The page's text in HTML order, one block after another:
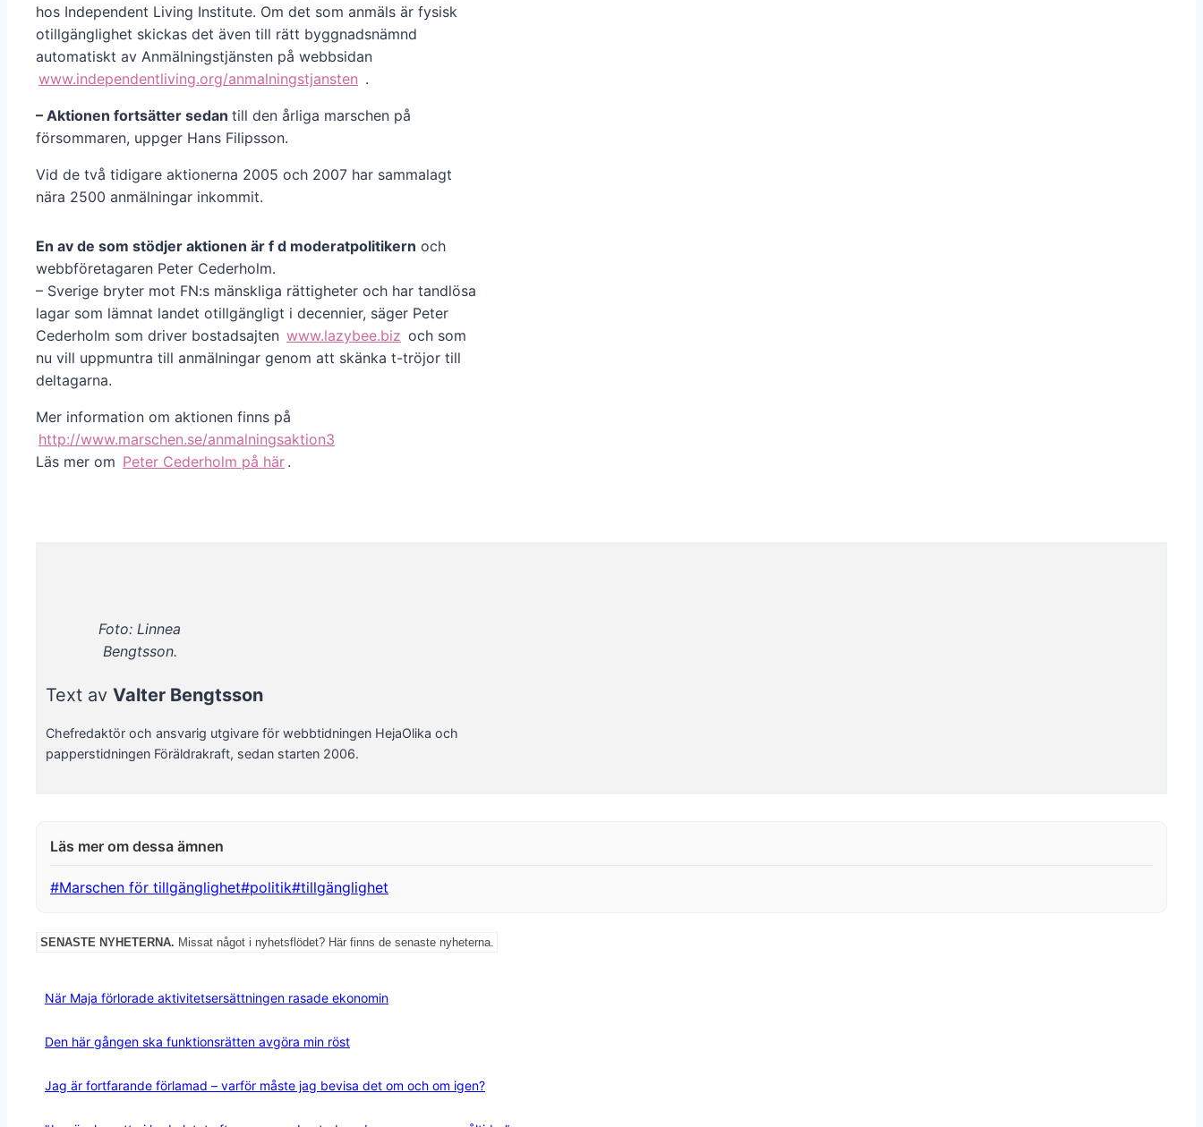
hos Independent Living Institute. Om det som anmäls är fysisk
otillgänglighet skickas det även till rätt byggnadsnämnd
automatiskt av Anmälningstjänsten på webbsidan
www.independentliving.org/anmalningstjansten .
– Aktionen fortsätter sedan till den årliga marschen på
försommaren, uppger Hans Filipsson.
Vid de två tidigare aktionerna 2005 och 2007 har sammalagt
nära 2500 anmälningar inkommit.
En av de som stödjer aktionen är f d moderatpolitikern och
webbföretagaren Peter Cederholm.
– Sverige bryter mot FN:s mänskliga rättigheter och har tandlösa
lagar som lämnat landet otillgängligt i decennier, säger Peter
Cederholm som driver bostadsajten www.lazybee.biz och som
nu vill uppmuntra till anmälningar genom att skänka t-tröjor till
deltagarna.
Mer information om aktionen finns på
http://www.marschen.se/anmalningsaktion3
Läs mer om Peter Cederholm på här .
Foto: Linnea
Bengtsson.
Text av Valter Bengtsson
Chefredaktör och ansvarig utgivare för webbtidningen HejaOlika och
papperstidningen Föräldrakraft, sedan starten 2006.
Post
#Marschen för tillgänglighet#politik#tillgänglighet
SENASTE NYHETERNA. Missat något i nyhetsflödet? Här finns de senaste nyheterna.
När Maja förlorade aktivitetsersättningen rasade ekonomin
Den här gången ska funktionsrätten avgöra min röst
Jag är fortfarande förlamad – varför måste jag bevisa det om och om igen?